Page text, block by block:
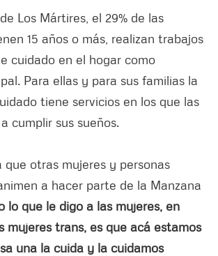
Los Mártires, el 29% de las
15 años o más, realizan trabajos
cuidado en el hogar como
Para ellas y para sus familias la
tiene servicios en los que las
cumplir sus sueños.
que otras mujeres y personas
a hacer parte de la Manzana
lo que le digo a las mujeres, en
mujeres trans, es que acá estamos
una la cuida y la cuidamos